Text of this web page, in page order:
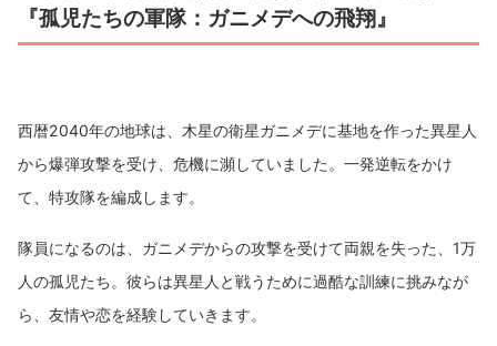
『孤児たちの軍隊：ガニメデへの飛翔』
西暦2040年の地球は、木星の衛星ガニメデに基地を作った異星人
から爆弾攻撃を受け、危機に瀕していました。一発逆転をかけ
て、特攻隊を編成します。
隊員になるのは、ガニメデからの攻撃を受けて両親を失った、1万
人の孤児たち。彼らは異星人と戦うために過酷な訓練に挑みなが
ら、友情や恋を経験していきます。